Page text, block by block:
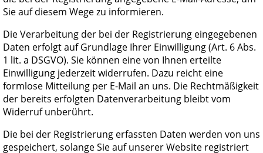
Sie auf diesem Wege zu informieren.
Die Verarbeitung der bei der Registrierung eingegebenen
Daten erfolgt auf Grundlage Ihrer Einwilligung (Art. 6 Abs.
1 lit. a DSGVO). Sie können eine von Ihnen erteilte
Einwilligung jederzeit widerrufen. Dazu reicht eine
formlose Mitteilung per E-Mail an uns. Die Rechtmäßigkeit
der bereits erfolgten Datenverarbeitung bleibt vom
Widerruf unberührt.
Die bei der Registrierung erfassten Daten werden von uns
gespeichert, solange Sie auf unserer Website registriert